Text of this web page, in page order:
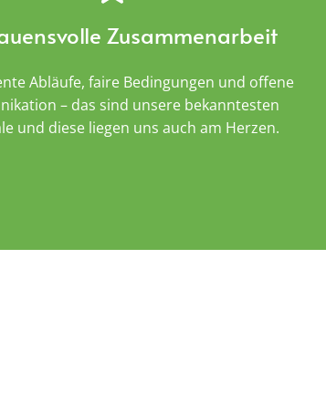
Zusammenarbeit
Abläufe, faire Bedingungen und offene
– das sind unsere bekanntesten
und diese liegen uns auch am Herzen.